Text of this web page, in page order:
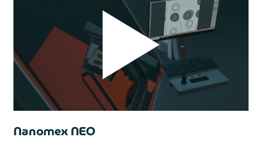
Nanomex NEO